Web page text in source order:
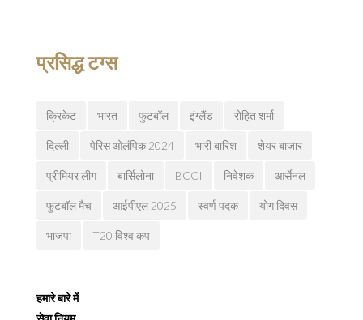
प्रसिद्ध टग्स
क्रिकेट भारत फुटबॉल इंग्लैंड रोहित शर्मा
दिल्ली पेरिस ओलंपिक 2024 भारी बारिश शेयर बाजार
प्रीमियर लीग बार्सिलोना BCCI निवेशक आर्सेनल
फुटबॉल मैच आईपीएल 2025 स्वर्ण पदक योग दिवस
भाजपा T20 विश्व कप
हमारे बारे में